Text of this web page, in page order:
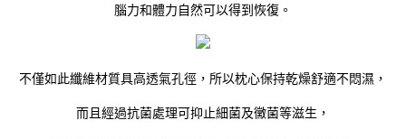
腦力和體力自然可以得到恢復。
不僅如此纖維材質具高透氣孔徑，所以枕心保持乾燥舒適不悶濕，
而且經過抗菌處理可抑止細菌及黴菌等滋生，